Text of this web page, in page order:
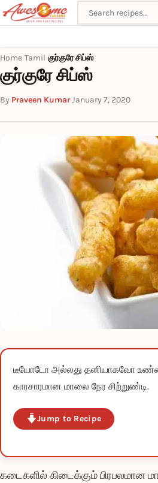
Search recipes
Home Tamil குர்குரே சிப்ஸ்
குர்குரே சிப்ஸ்
By Praveen Kumar·January 7, 2020
டீயோடோ அல்லது தனியாகவோ உண்ண
காரசாரமான மாலை நேர சிற்றுண்டி.
Jump to Recipe
கடைகளில் கிடைக்கும் பிரபலமான